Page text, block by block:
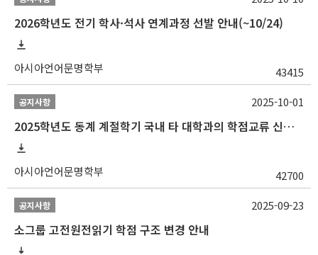
2026학년도 전기 학사·석사 연계과정 선발 안내(~10/24)
아시아언어문명학부 43415
공지사항
2025학년도 동계 계절학기 국내 타 대학과의 학점교류 신청 안내
아시아언어문명학부 42700
2025-10-01
공지사항
소그룹 고전원전읽기 학점 구조 변경 안내
2025-09-23